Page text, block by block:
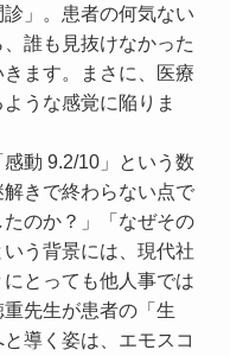
」。患者の何気ない
誰も見抜けなかった
ます。まさに、医療
うな感覚に陥りま
動 9.2/10」
という数
きで終わらない点で
のか？」「なぜその
う背景には、現代社
とっても他人事では
先生が患者の「生
導く姿は、
エモスコ